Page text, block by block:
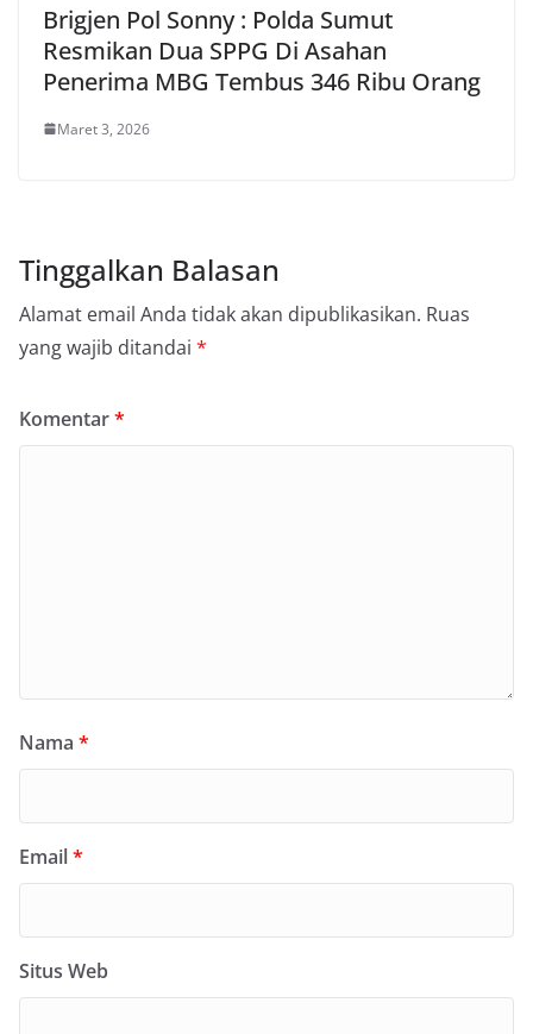
Brigjen Pol Sonny : Polda Sumut
Resmikan Dua SPPG Di Asahan
Penerima MBG Tembus 346 Ribu Orang
Maret 3, 2026
Tinggalkan Balasan
Alamat email Anda tidak akan dipublikasikan. Ruas
yang wajib ditandai *
Komentar*
Nama *
Email*
Situs Web